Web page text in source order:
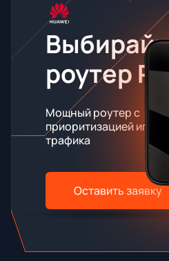
роутер
Мощный роутер с
приоритизацией
трафика
Оставить заявку